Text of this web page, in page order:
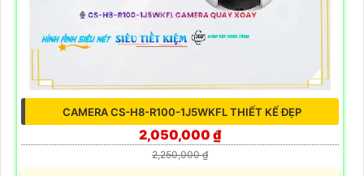
CAMERA CS-H8-R100-1J5WKFL THIẾT KẾ ĐẸP
2,050,000 ₫
2,250,000 ₫